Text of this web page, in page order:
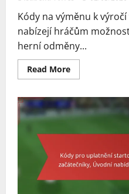
Kódy na výměnu k výročí
nabízejí hráčům
herní odměny...
Read MoreRead
more
pro
výměnu
k
Oslavné
Pamětní
balíčky,
Obsah
limitované